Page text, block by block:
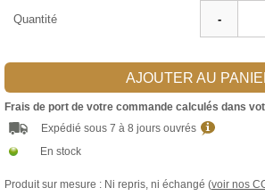
Quantité -
AJOUTER AU
Frais de port de votre commande calculés dans
Expédié sous 7 à 8 jours ouvrés
En stock
Produit sur mesure : Ni repris, ni échangé (voir nos